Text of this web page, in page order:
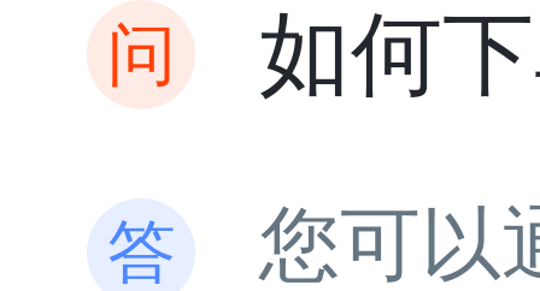
如何
您可以